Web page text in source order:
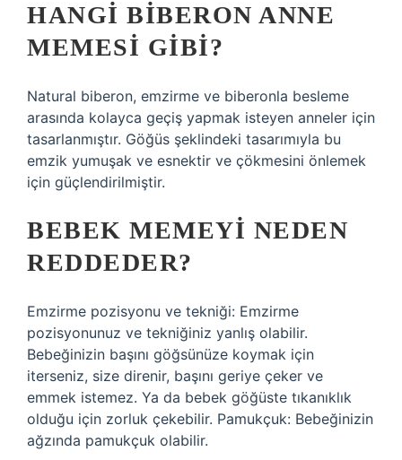
HANGI BIBERON ANNE
MEMESI GIBI?
Natural biberon, emzirme ve biberonla besleme
arasında kolayca geçiş yapmak isteyen anneler için
tasarlanmıştır. Göğüs şeklindeki tasarımıyla bu
emzik yumuşak ve esnektir ve çökmesini önlemek
için güçlendirilmiştir.
BEBEK MEMEYI NEDEN
REDDEDER?
Emzirme pozisyonu ve tekniği: Emzirme
pozisyonunuz ve tekniğiniz yanlış olabilir.
Bebeğinizin başını göğsünüze koymak için
iterseniz, size direnir, başını geriye çeker ve
emmek istemez. Ya da bebek göğüste tıkanıklık
olduğu için zorluk çekebilir. Pamukçuk: Bebeğinizin
ağzında pamukçuk olabilir.